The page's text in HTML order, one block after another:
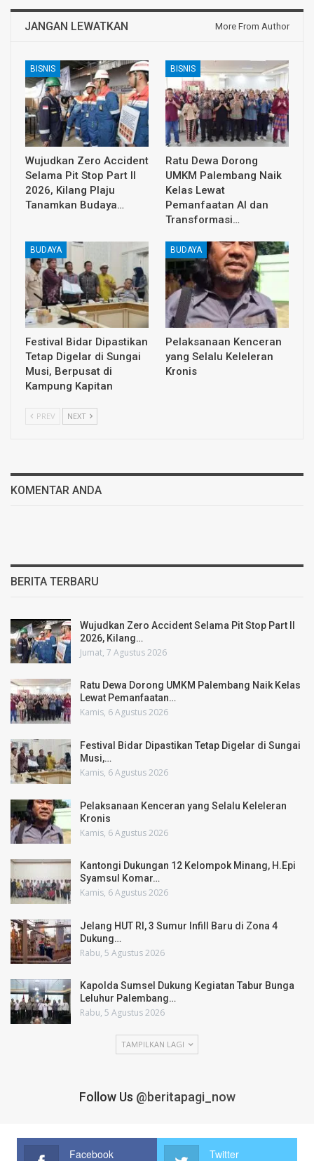
JANGAN LEWATKAN More From Author
BISNIS
Wujudkan Zero Accident
Selama Pit Stop Part II
2026, Kilang Plaju
Tanamkan Budaya…
BISNIS
Ratu Dewa Dorong
UMKM Palembang Naik
Kelas Lewat
Pemanfaatan AI dan
Transformasi…
BUDAYA
Festival Bidar Dipastikan
Tetap Digelar di Sungai
Musi, Berpusat di
Kampung Kapitan
BUDAYA
Pelaksanaan Kenceran
yang Selalu Keleleran
Kronis
PREV NEXT
KOMENTAR ANDA
BERITA TERBARU
Wujudkan Zero Accident Selama Pit Stop Part II
2026, Kilang…
Jumat, 7 Agustus 2026
Ratu Dewa Dorong UMKM Palembang Naik Kelas
Lewat Pemanfaatan…
Kamis, 6 Agustus 2026
Festival Bidar Dipastikan Tetap Digelar di Sungai
Musi,…
Kamis, 6 Agustus 2026
Pelaksanaan Kenceran yang Selalu Keleleran
Kronis
Kamis, 6 Agustus 2026
Kantongi Dukungan 12 Kelompok Minang, H.Epi
Syamsul Komar…
Kamis, 6 Agustus 2026
Jelang HUT RI, 3 Sumur Infill Baru di Zona 4
Dukung…
Rabu, 5 Agustus 2026
Kapolda Sumsel Dukung Kegiatan Tabur Bunga
Leluhur Palembang…
Rabu, 5 Agustus 2026
TAMPILKAN LAGI
Follow Us @beritapagi_now
Facebook Twitter